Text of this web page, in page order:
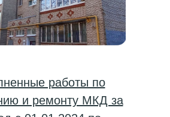
работы по
и ремонту МКД за